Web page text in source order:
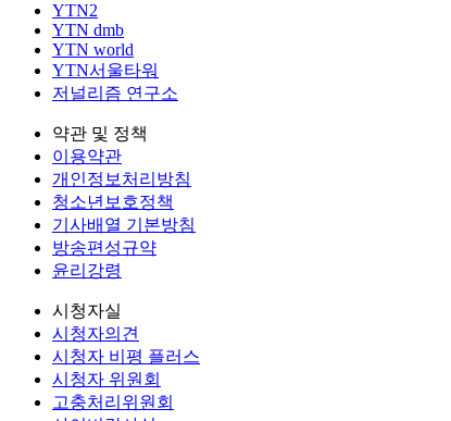
YTN2
YTN dmb
YTN world
YTN서울타워
저널리즘 연구소
약관 및 정책
이용약관
개인정보처리방침
청소년보호정책
기사배열 기본방침
방송편성규약
윤리강령
시청자실
시청자의견
시청자 비평 플러스
시청자 위원회
고충처리위원회